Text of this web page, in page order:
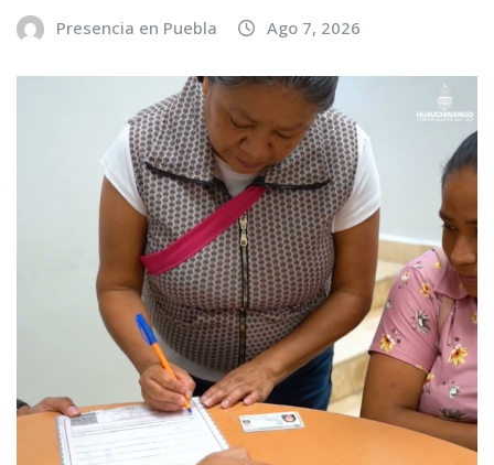
Presencia en Puebla Ago 7, 2026